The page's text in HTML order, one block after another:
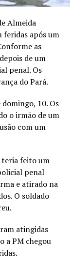
Almeida
feridas após um
as
de um
penal. Os
do Pará.
10. Os
o irmão de um
com um
teria feito um
penal
e atirado na
O soldado
atingidas
a PM chegou